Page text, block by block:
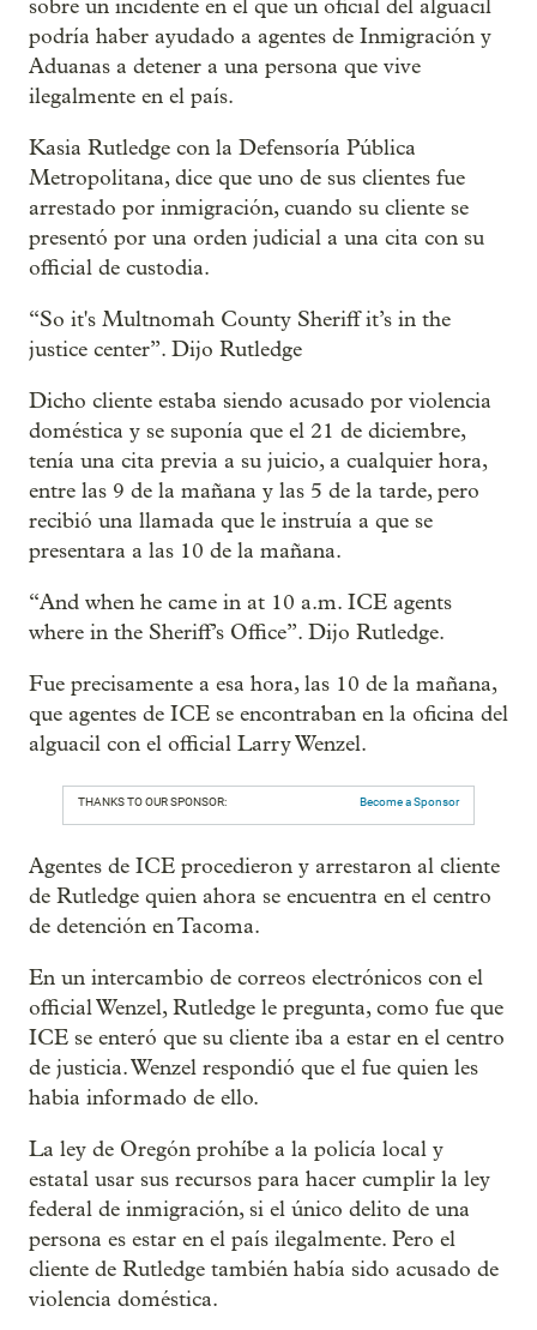
sobre un incidente en el que un oficial del alguacil
podría haber ayudado a agentes de Inmigración y
Aduanas a detener a una persona que vive
ilegalmente en el país.
Kasia Rutledge con la Defensoría Pública
Metropolitana, dice que uno de sus clientes fue
arrestado por inmigración, cuando su cliente se
presentó por una orden judicial a una cita con su
official de custodia.
“So it's Multnomah County Sheriff it’s in the
justice center”. Dijo Rutledge
Dicho cliente estaba siendo acusado por violencia
doméstica y se suponía que el 21 de diciembre,
tenía una cita previa a su juicio, a cualquier hora,
entre las 9 de la mañana y las 5 de la tarde, pero
recibió una llamada que le instruía a que se
presentara a las 10 de la mañana.
“And when he came in at 10 a.m. ICE agents
where in the Sheriff’s Office”. Dijo Rutledge.
Fue precisamente a esa hora, las 10 de la mañana,
que agentes de ICE se encontraban en la oficina del
alguacil con el official Larry Wenzel.
THANKS TO OUR SPONSOR: Become a Sponsor
Agentes de ICE procedieron y arrestaron al cliente
de Rutledge quien ahora se encuentra en el centro
de detención en Tacoma.
En un intercambio de correos electrónicos con el
official Wenzel, Rutledge le pregunta, como fue que
ICE se enteró que su cliente iba a estar en el centro
de justicia. Wenzel respondió que el fue quien les
habia informado de ello.
La ley de Oregón prohíbe a la policía local y
estatal usar sus recursos para hacer cumplir la ley
federal de inmigración, si el único delito de una
persona es estar en el país ilegalmente. Pero el
cliente de Rutledge también había sido acusado de
violencia doméstica.